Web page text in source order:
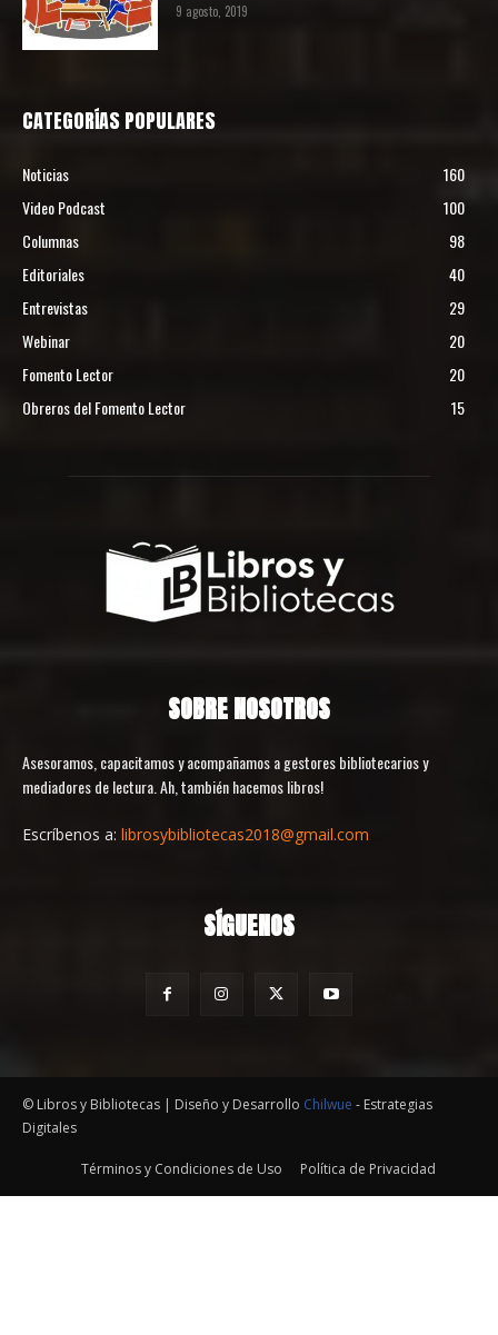
9 agosto, 2019
CATEGORÍAS POPULARES
Noticias
160
Video Podcast
100
Columnas
98
Editoriales
40
Entrevistas
29
Webinar
20
Fomento Lector
20
Obreros del Fomento Lector
15
SOBRE NOSOTROS
Asesoramos, capacitamos y acompañamos a gestores bibliotecarios y
mediadores de lectura. Ah, también hacemos libros!
Escríbenos a: librosybibliotecas2018@gmail.com
SÍGUENOS
© Libros y Bibliotecas | Diseño y Desarrollo Chilwue - Estrategias
Digitales
Términos y Condiciones de Uso Política de Privacidad